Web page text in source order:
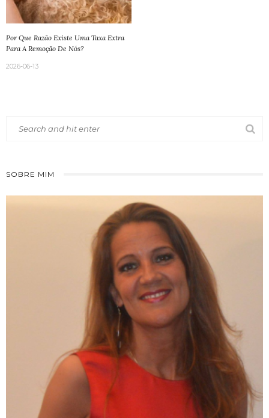
Por Que Razão Existe Uma Taxa Extra
Para A Remoção De Nós?
2026-06-13
SOBRE MIM